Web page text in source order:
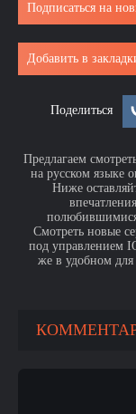
Подписаться на
Добавить в
Поделиться
Предлагаем
на русском языке
Ниже
полюбившимися
Смотреть новые
под управлением
же в удобном для